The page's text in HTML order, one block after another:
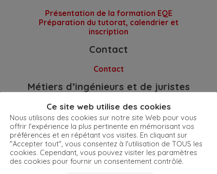
Présentation de la formation EQE
Préparation du tutorat, calendrier et
inscription
Contact
Contact
Métiers d’ingénieurs et de juristes
Témoignages de parcours dans la PI
Pour en savoir plus
Mentions légalesPolitique de confidentialitéPlan du site
Préférences cookies
Ce site web utilise des cookies
Nous utilisons des cookies sur notre site Web pour vous
offrir l'expérience la plus pertinente en mémorisant vos
préférences et en répétant vos visites. En cliquant sur
"Accepter tout", vous consentez à l'utilisation de TOUS les
cookies. Cependant, vous pouvez visiter les paramètres
des cookies pour fournir un consentement contrôlé.